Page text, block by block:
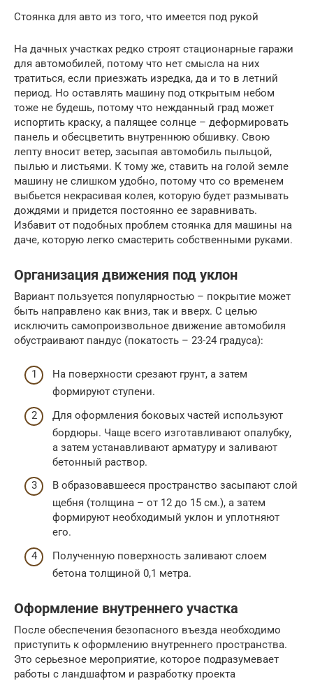
Стоянка для авто из того, что имеется под рукой
На дачных участках редко строят стационарные гаражи
для автомобилей, потому что нет смысла на них
тратиться, если приезжать изредка, да и то в летний
период. Но оставлять машину под открытым небом
тоже не будешь, потому что нежданный град может
испортить краску, а палящее солнце – деформировать
панель и обесцветить внутреннюю обшивку. Свою
лепту вносит ветер, засыпая автомобиль пыльцой,
пылью и листьями. К тому же, ставить на голой земле
машину не слишком удобно, потому что со временем
выбьется некрасивая колея, которую будет размывать
дождями и придется постоянно ее заравнивать.
Избавит от подобных проблем стоянка для машины на
даче, которую легко смастерить собственными руками.
Организация движения под уклон
Вариант пользуется популярностью – покрытие может
быть направлено как вниз, так и вверх. С целью
исключить самопроизвольное движение автомобиля
обустраивают пандус (покатость – 23-24 градуса):
На поверхности срезают грунт, а затем
формируют ступени.
Для оформления боковых частей используют
бордюры. Чаще всего изготавливают опалубку,
а затем устанавливают арматуру и заливают
бетонный раствор.
В образовавшееся пространство засыпают слой
щебня (толщина – от 12 до 15 см.), а затем
формируют необходимый уклон и уплотняют
его.
Полученную поверхность заливают слоем
бетона толщиной 0,1 метра.
Оформление внутреннего участка
После обеспечения безопасного въезда необходимо
приступить к оформлению внутреннего пространства.
Это серьезное мероприятие, которое подразумевает
работы с ландшафтом и разработку проекта